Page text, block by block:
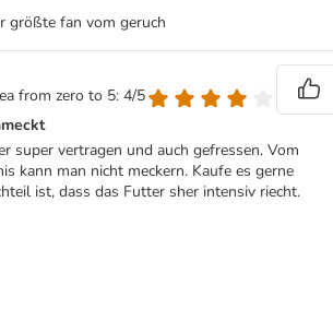
größte fan vom geruch
from zero to 5: 4/5
super vertragen und auch gefressen. Vom
kann man nicht meckern. Kaufe es gerne
ist, dass das Futter sher intensiv riecht.